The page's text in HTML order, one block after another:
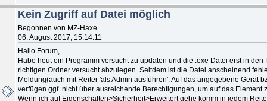
Kein Zugriff auf Datei möglich
Begonnen von MZ-Haxe
06. August 2017, 15:14:11
Hallo Forum,
Habe heut ein Programm versucht zu updaten und die .exe Datei erst in
richtigen Ordner versucht abzulegen. Seitdem ist die Datei anscheinend
Meldung(auch mit Reiter 'als Admin ausführen': Auf das angegebene Gerät
verfügen ggf. nicht über ausreichende Berechtigungen, um auf das Element
Wenn ich auf Eigenschaften>Sicherheit>Erweitert gehe komm in jedem